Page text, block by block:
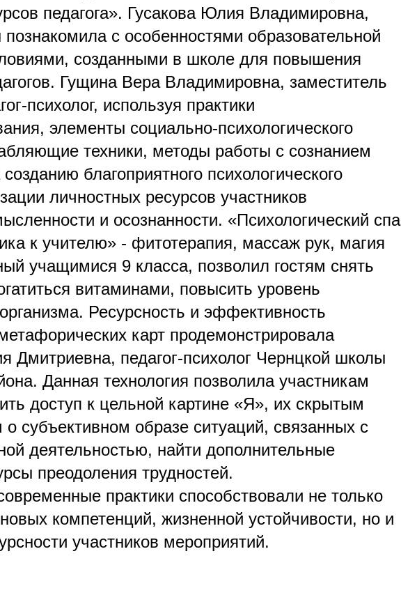
педагога». Гусакова Юлия Владимировна,
с особенностями образовательной
созданными в школе для повышения
Гущина Вера Владимировна, заместитель
психолог, используя практики
элементы социально-психологического
техники, методы работы с сознанием
благоприятного психологического
личностных ресурсов участников
и осознанности. «Психологический спа
к учителю» - фитотерапия, массаж рук, магия
учащимися 9 класса, позволил гостям снять
витаминами, повысить уровень
Ресурсность и эффективность
карт продемонстрировала
Дмитриевна, педагог-психолог Чернцкой школы
Данная технология позволила участникам
доступ к цельной картине «Я», их скрытым
о субъективном образе ситуаций, связанных с
деятельностью, найти дополнительные
преодоления трудностей.
практики способствовали не только
компетенций, жизненной устойчивости, но и
участников мероприятий.